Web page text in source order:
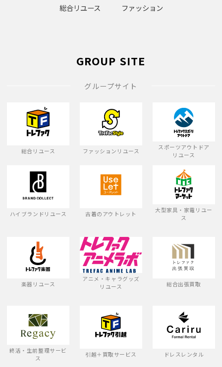
総合リユース ファッション
GROUP SITE
グループサイト
総合リユース ファッションリユース
スポーツアウトドア
リユース
ハイブランドリユース 古着のアウトレット
大型家具・家電リユー
ス
楽器リユース
アニメ・キャラグッズ
リユース
総合出張買取
終活・生前整理サービ
ス
引越＋買取サービス ドレスレンタル